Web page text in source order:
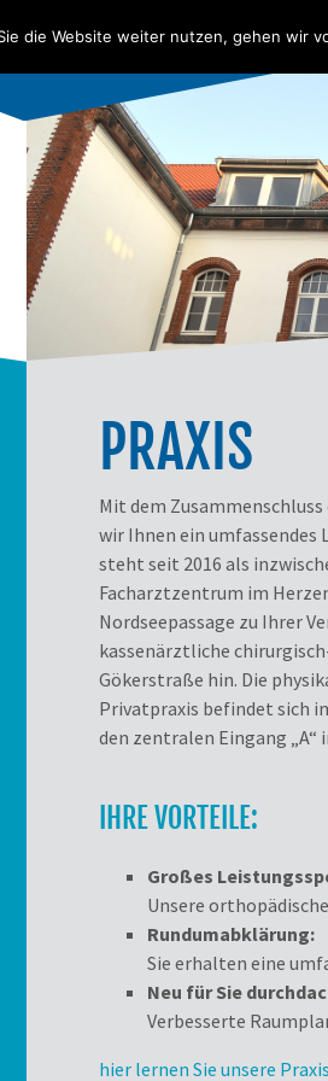
PRAXIS
Mit dem
wir Ihnen ein
steht seit 2016 als
Facharztzentrum im
Nordseepassage zu Ihrer
kassenärztliche
Gökerstraße hin. Die
Privatpraxis befindet sich
den zentralen Eingang
IHRE VORTEILE:
Großes
Unsere
Rundumabklärung:
Sie erhalten eine
Neu für Sie
Verbesserte
hier lernen Sie unsere
die Website weiter nutzen, gehen wir